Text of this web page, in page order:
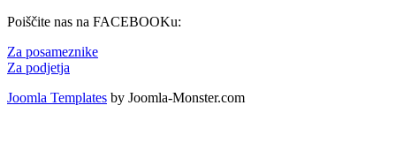
Poiščite nas na FACEBOOKu:
Za posameznike
Za podjetja
Joomla Templates by Joomla-Monster.com